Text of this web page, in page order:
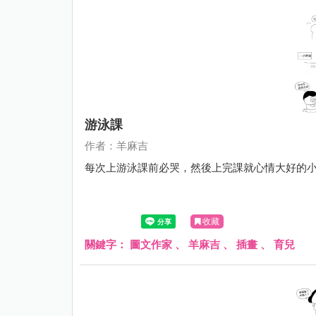
游泳課
作者：羊麻吉
每次上游泳課前必哭，然後上完課就心情大好的
收藏
關鍵字： 圖文作家 、 羊麻吉 、 插畫 、 育兒